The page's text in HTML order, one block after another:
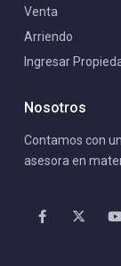
Venta
Arriendo
Ingresar
Nosotros
Contamos con
asesora en